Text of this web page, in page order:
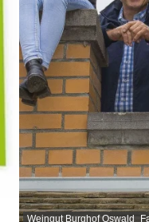
Weingut Burghof